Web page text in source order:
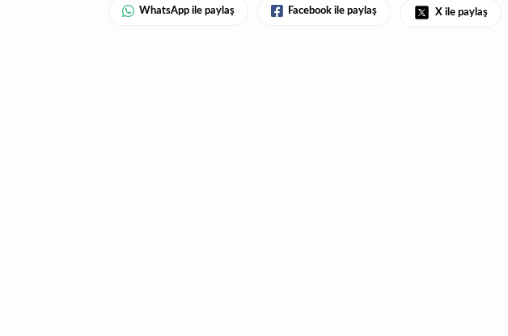
WhatsApp ile paylaş Facebook ile paylaş X ile paylaş